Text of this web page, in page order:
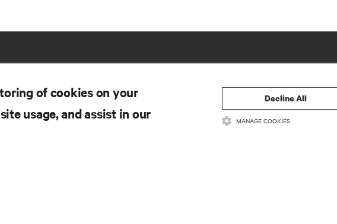
ス
of cookies on your
usage, and assist in our
Decline All
MANAGE COOKIES